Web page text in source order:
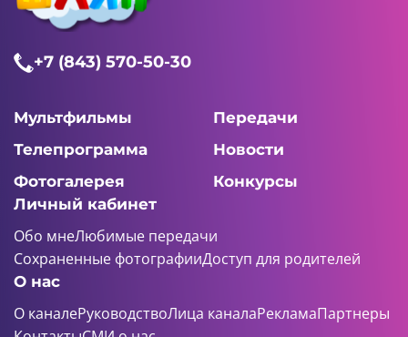
+7 (843) 570-50-30
Мультфильмы
Передачи
Телепрограмма
Новости
Фотогалерея
Конкурсы
Личный кабинет
Обо мнеЛюбимые передачи
Сохраненные фотографииДоступ для родителей
О нас
О каналеРуководствоЛица каналаРекламаПартнеры